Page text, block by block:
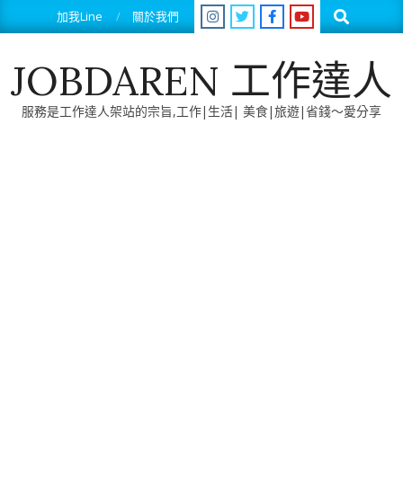
to
加我Line 關於我們 Search
JOBDAREN 工作達人
服務是工作達人架站的宗旨,工作|生活| 美食|旅遊|省錢～愛分享